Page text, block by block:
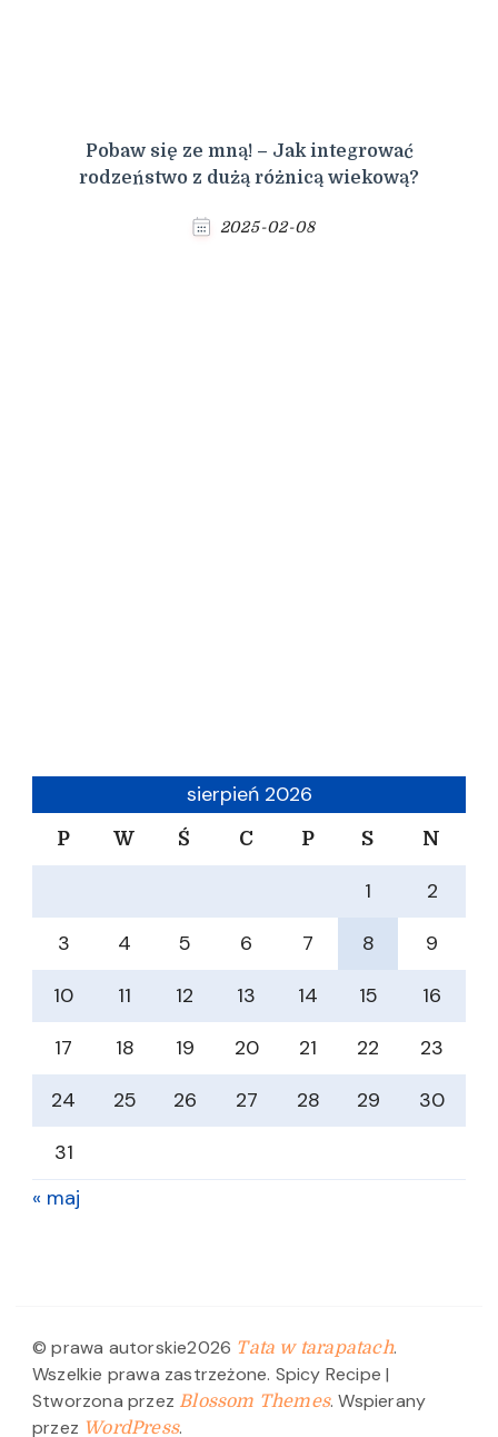
Pobaw się ze mną! – Jak integrować
rodzeństwo z dużą różnicą wiekową?
2025-02-08
sierpień 2026
P W Ś C P S N
1
2
3
4 5 6 7 8
9
10
11 12 13 14 15
16
17
18 19 20 21 22
23
24
25 26 27 28 29
30
31
« maj
© prawa autorskie2026 Tata w tarapatach.
Wszelkie prawa zastrzeżone. Spicy Recipe |
Stworzona przez Blossom Themes. Wspierany
przez WordPress.